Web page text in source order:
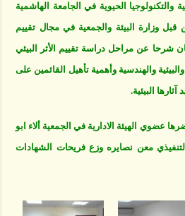
الحيوية في الجامعة الهاشمية
وزارة البيئة والجمعية في مجال تقييم
شرحا عن مراحل دراسة تقييم الأثر البيئي
والهندسية وأهمية تأهيل القائمين على
البيئية.
عضوي الهيئة الادارية في الجمعية ألاء ابو
معن نصايره وزع فريحات الشهادات